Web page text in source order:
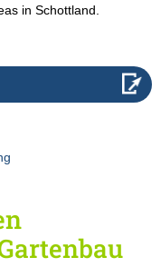
in Schottland.